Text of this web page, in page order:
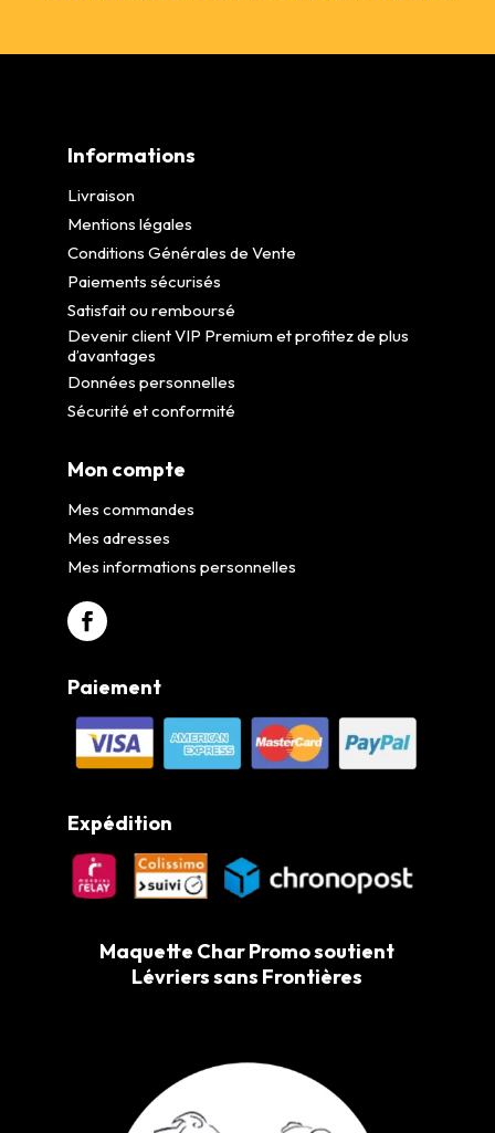
Informations
Livraison
Mentions légales
Conditions Générales de Vente
Paiements sécurisés
Satisfait ou remboursé
Devenir client VIP Premium et profitez de plus
d’avantages
Données personnelles
Sécurité et conformité
Mon compte
Mes commandes
Mes adresses
Mes informations personnelles
Paiement
Expédition
Maquette Char Promo soutient
Lévriers sans Frontières